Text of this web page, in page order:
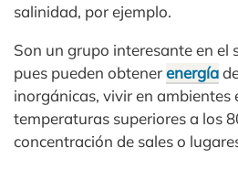
salinidad, por ejemplo.
Son un grupo interesante en el
pues pueden obtenerenergía
inorgánicas, vivir en ambientes
temperaturas superiores a los
concentración de sales o